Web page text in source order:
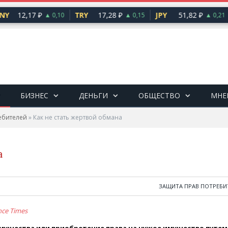
12,17 ₽ ▲ 0,10 TRY 17,28 ₽ ▲ 0,15 JPY 51,82 ₽ ▲ 0,21
БИЗНЕС ДЕНЬГИ ОБЩЕСТВО
» Как не стать жертвой обмана
ЗАЩИТА ПРАВ
Times